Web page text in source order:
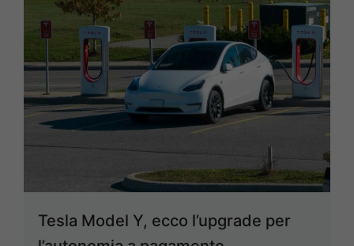
Tesla Model Y, ecco l’upgrade per